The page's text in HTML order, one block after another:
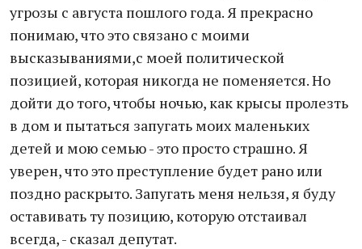
угрозы с августа пошлого года. Я прекрасно
понимаю, что это связано с моими
высказываниями,с моей политической
позицией, которая никогда не поменяется. Но
дойти до того, чтобы ночью, как крысы пролезть
в дом и пытаться запугать моих маленьких
детей и мою семью - это просто страшно. Я
уверен, что это преступление будет рано или
поздно раскрыто. Запугать меня нельзя, я буду
оставивать ту позицию, которую отстаивал
всегда, - сказал депутат.